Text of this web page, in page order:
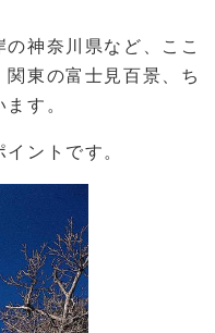
神奈川県など、ここ
東の富士見百景、ち
す。
ントです。